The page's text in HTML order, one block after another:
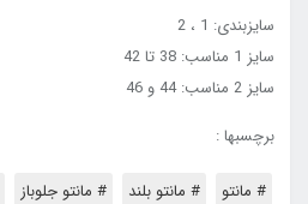
سایزبندی: 1 ، 2
سایز 1 مناسب: 38 تا 42
سایز 2 مناسب: 44 و 46
برچسبها :
# مانتو # مانتو بلند # مانتو جلوباز